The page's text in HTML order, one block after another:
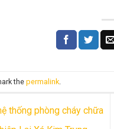
the permalink
thống phòng cháy chữa